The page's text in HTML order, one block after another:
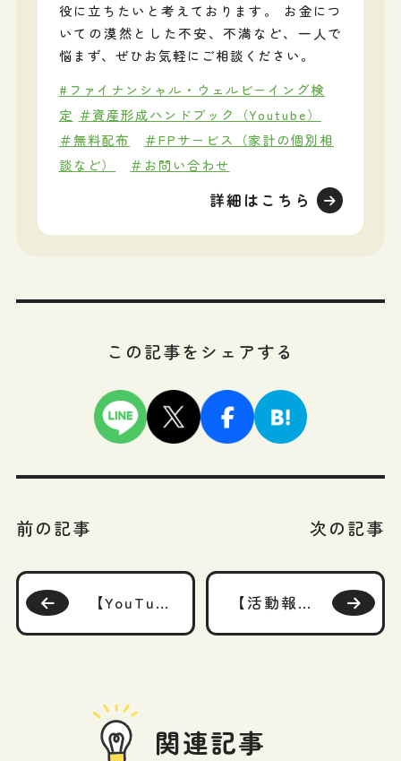
役に立ちたいと考えております。 お金につ
いての漠然とした不安、不満など、一人で
悩まず、ぜひお気軽にご相談ください。
#ファイナンシャル・ウェルビーイング検
定 ＃資産形成ハンドブック（Youtube）
＃無料配布
＃FPサービス（家計の個別相
談など）
＃お問い合わせ
詳細はこちら
この記事をシェアする
前の記事
【YouTube】「今あるお金、投資するなら、一括投資と積立投資はどちらがよい？」をアップしています！
次の記事
【活動報告】LINE証券サイトにて記事「最近よく聞く、インフレとは？あなたの家計はインフレに強い？弱い？」が掲載されました！
関連記事